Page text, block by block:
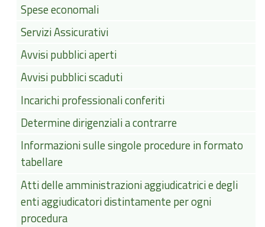
Spese economali
Servizi Assicurativi
Avvisi pubblici aperti
Avvisi pubblici scaduti
Incarichi professionali conferiti
Determine dirigenziali a contrarre
Informazioni sulle singole procedure in formato
tabellare
Atti delle amministrazioni aggiudicatrici e degli
enti aggiudicatori distintamente per ogni
procedura